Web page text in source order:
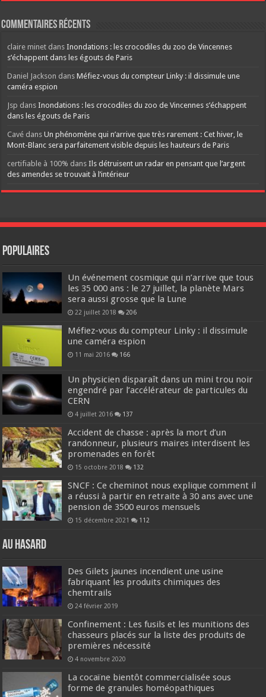
Commentaires récents
claire minet dansInondations : les crocodiles du zoo de Vincennes
s’échappent dans les égouts de Paris
Daniel Jackson dansMéfiez-vous du compteur Linky : il dissimule une
caméra espion
Jsp dansInondations : les crocodiles du zoo de Vincennes s’échappent
dans les égouts de Paris
Cavé dansUn phénomène qui n’arrive que très rarement : Cet hiver, le
Mont-Blanc sera parfaitement visible depuis les hauteurs de Paris
certifiable à 100% dansIls détruisent un radar en pensant que l’argent
des amendes se trouvait à l’intérieur
Populaires
Un événement cosmique qui n’arrive que tous
les 35 000 ans : le 27 juillet, la planète Mars
sera aussi grosse que la Lune
22 juillet 2018 206
Méfiez-vous du compteur Linky : il dissimule
une caméra espion
11 mai 2016 166
Un physicien disparaît dans un mini trou noir
engendré par l’accélérateur de particules du
CERN
4 juillet 2016 137
Accident de chasse : après la mort d’un
randonneur, plusieurs maires interdisent les
promenades en forêt
15 octobre 2018 132
SNCF : Ce cheminot nous explique comment il
a réussi à partir en retraite à 30 ans avec une
pension de 3500 euros mensuels
15 décembre 2021 112
Au hasard
Des Gilets jaunes incendient une usine
fabriquant les produits chimiques des
chemtrails
24 février 2019
Confinement : Les fusils et les munitions des
chasseurs placés sur la liste des produits de
premières nécessité
4 novembre 2020
La cocaïne bientôt commercialisée sous
forme de granules homéopathiques